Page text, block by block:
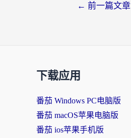
← 前一篇文章
下载应用
番茄 Windows PC电脑版
番茄 macOS苹果电脑版
番茄 ios苹果手机版